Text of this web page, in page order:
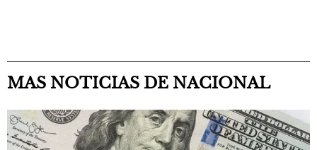
MAS NOTICIAS DE NACIONAL